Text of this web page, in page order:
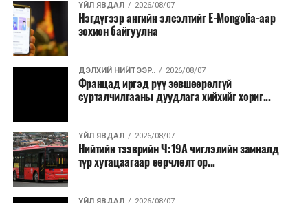
ҮЙЛ ЯВДАЛ 2026/08/07
Нэгдүгээр ангийн элсэлтийг E-Mongolia-аар
зохион байгуулна
ДЭЛХИЙ НИЙТЭЭР.. 2026/08/07
Францад иргэд рүү зөвшөөрөлгүй
сурталчилгааны дуудлага хийхийг хориг...
ҮЙЛ ЯВДАЛ 2026/08/07
Нийтийн тээврийн Ч:19А чиглэлийн замналд
түр хугацаагаар өөрчлөлт ор...